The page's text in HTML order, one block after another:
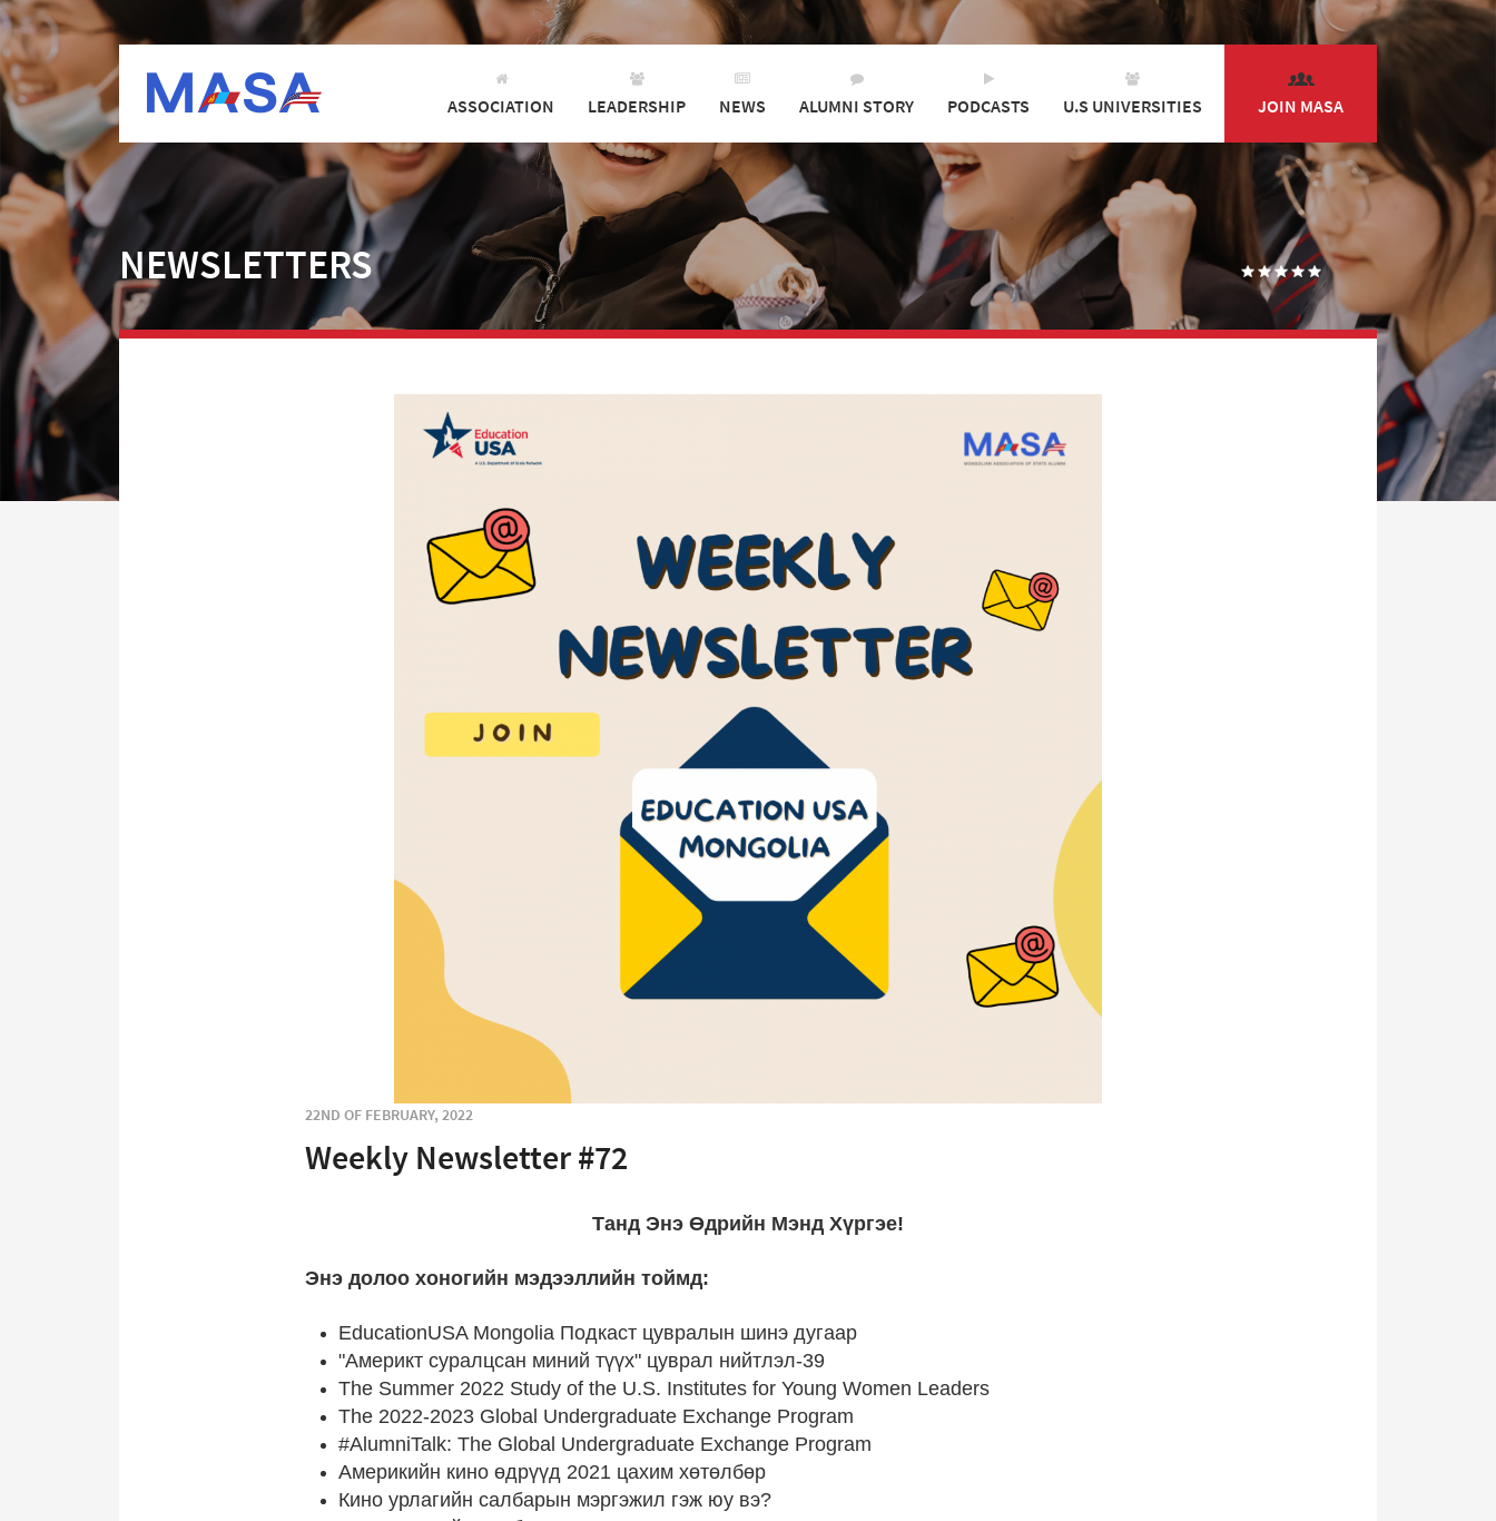
ASSOCIATION LEADERSHIP NEWS ALUMNI STORY PODCASTS U.S UNIVERSITIES JOIN MASA
NEWSLETTERS
22ND OF FEBRUARY, 2022
Weekly Newsletter #72
Танд Энэ Өдрийн Мэнд Хүргэе!
Энэ долоо хоногийн мэдээллийн тоймд:
EducationUSA Mongolia Подкаст цувралын шинэ дугаар
"Америкт суралцсан миний түүх" цуврал нийтлэл-39
The Summer 2022 Study of the U.S. Institutes for Young Women Leaders
The 2022-2023 Global Undergraduate Exchange Program
#AlumniTalk: The Global Undergraduate Exchange Program
Америкийн кино өдрүүд 2021 цахим хөтөлбөр
Кино урлагийн салбарын мэргэжил гэж юу вэ?